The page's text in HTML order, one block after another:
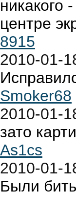
никакого
центре
8915
2010-01-
Smoker68
2010-01-
зато
As1cs
2010-01-
Были